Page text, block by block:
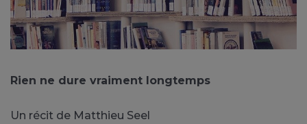
Rien ne dure vraiment longtemps
Un récit de Matthieu Seel